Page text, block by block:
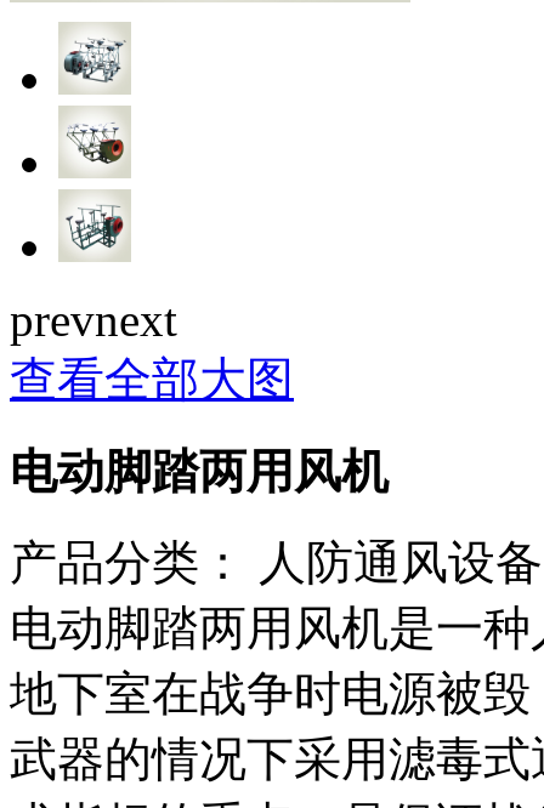
prevnext
查看全部大图
电动脚踏两用风机
产品分类：
人防通风设备
电动脚踏两用风机是一
地下室在战争时电源被
武器的情况下采用滤毒